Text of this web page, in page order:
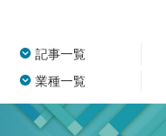
記事一覧
業種一覧